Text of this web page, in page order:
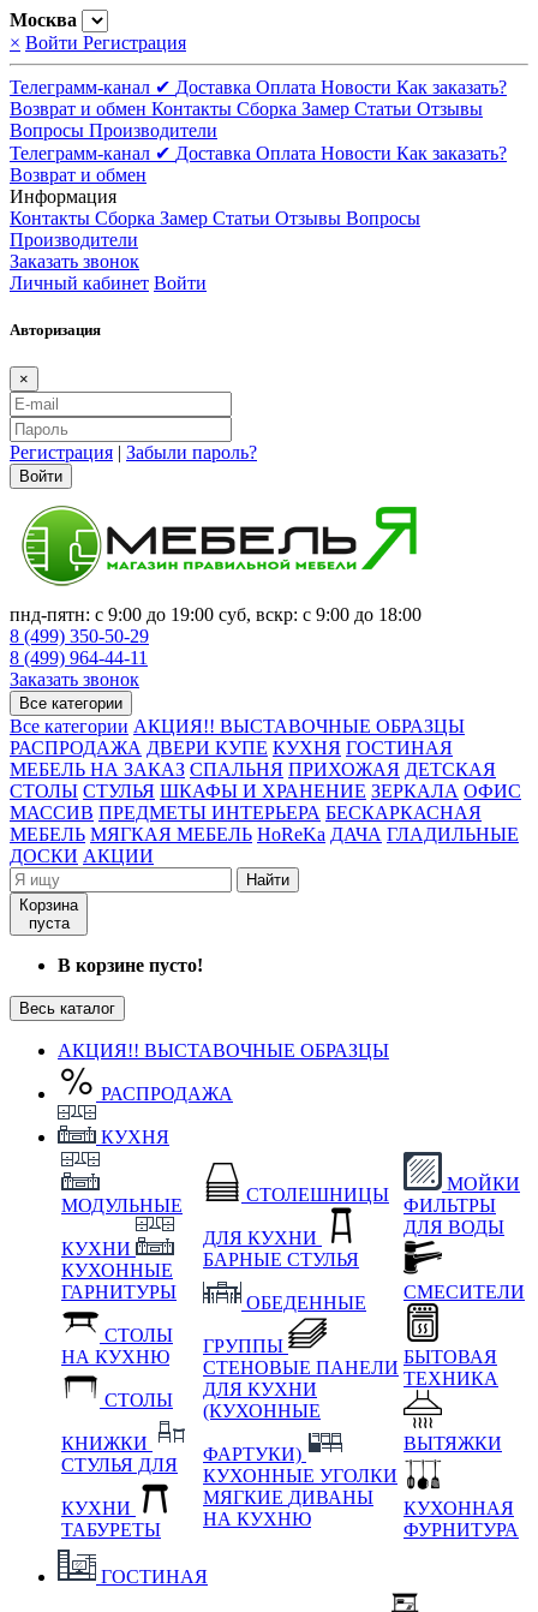
Москва
× Войти Регистрация
Телеграмм-канал ✔ Доставка Оплата Новости Как заказать?
Возврат и обмен Контакты Сборка Замер Статьи Отзывы
Вопросы Производители
Телеграмм-канал ✔ Доставка Оплата Новости Как заказать?
Возврат и обмен
Информация
Контакты Сборка Замер Статьи Отзывы Вопросы
Производители
Заказать звонок
Личный кабинет Войти
Авторизация
×
Регистрация | Забыли пароль?
Войти
пнд-пятн: с 9:00 до 19:00 суб, вскр: с 9:00 до 18:00
8 (499) 350-50-29
8 (499) 964-44-11
Заказать звонок
Все категории
Все категории АКЦИЯ!! ВЫСТАВОЧНЫЕ ОБРАЗЦЫ
РАСПРОДАЖА ДВЕРИ КУПЕ КУХНЯ ГОСТИНАЯ
МЕБЕЛЬ НА ЗАКАЗ СПАЛЬНЯ ПРИХОЖАЯ ДЕТСКАЯ
СТОЛЫ СТУЛЬЯ ШКАФЫ И ХРАНЕНИЕ ЗЕРКАЛА ОФИС
МАССИВ ПРЕДМЕТЫ ИНТЕРЬЕРА БЕСКАРКАСНАЯ
МЕБЕЛЬ МЯГКАЯ МЕБЕЛЬ HoReKa ДАЧА ГЛАДИЛЬНЫЕ
ДОСКИ АКЦИИ
Найти
Корзина
пуста
В корзине пусто!
Весь каталог
АКЦИЯ!! ВЫСТАВОЧНЫЕ ОБРАЗЦЫ
РАСПРОДАЖА
КУХНЯ
МОДУЛЬНЫЕ
КУХНИ
КУХОННЫЕ
ГАРНИТУРЫ
СТОЛЫ
НА КУХНЮ
СТОЛЫ
КНИЖКИ
СТУЛЬЯ ДЛЯ
КУХНИ
ТАБУРЕТЫ
СТОЛЕШНИЦЫ
ДЛЯ КУХНИ
БАРНЫЕ СТУЛЬЯ
ОБЕДЕННЫЕ
ГРУППЫ
СТЕНОВЫЕ ПАНЕЛИ
ДЛЯ КУХНИ
(КУХОННЫЕ
ФАРТУКИ)
КУХОННЫЕ УГОЛКИ
МЯГКИЕ ДИВАНЫ
НА КУХНЮ
МОЙКИ
ФИЛЬТРЫ
ДЛЯ ВОДЫ
СМЕСИТЕЛИ
БЫТОВАЯ
ТЕХНИКА
ВЫТЯЖКИ
КУХОННАЯ
ФУРНИТУРА
ГОСТИНАЯ